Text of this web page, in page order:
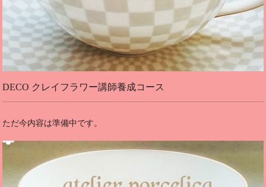
DECO クレイフラワー講師養成コース
ただ今内容は準備中です。